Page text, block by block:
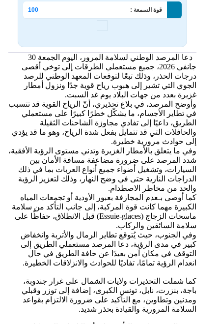
قوة السمعة : 100
دعا المرصد الوطني لسلامة المرور، اليوم الجمعة 30
جانفي 2026، جميع مستعملي الطرقات إلى توخي أقصى
درجات الحذر، وذلك تبعًا لتوقعات المعهد الوطني للرصد
الجوي التي تشير إلى هبوب رياح قوية جدًا ونزول أمطار
غزيرة بعدد من جهات البلاد يوم غد السبت.
وأوضح المرصد، في بلاغ تحذيري، أنّ الرياح القوية قد تتسبب
في تطاير الأجسام، ما يشكّل خطرًا كبيرًا على مستعملي
الطريق، داعيًا إلى تفادي مجاوزة الشاحنات الثقيلة
والحافلات التي قد تتمايل بفعل شدة الرياح، وهو ما قد يؤدي
إلى حوادث مرورية خطيرة.
وفي ما يتعلق بالأمطار الغزيرة وتدني مستوى الرؤية الأفقية،
شدد المرصد على ضرورة مضاعفة مسافة الأمان بين
السيارات، وتشغيل أضواء جميع أنواع العربات بما في ذلك
الدراجات النارية حتى في وضح النهار، وذلك لتعزيز الرؤية
والحد من مخاطر الاصطدام.
كما أوصى بـعدم المجازفة بعبور الأودية أو تجمعات المياه
الكبيرة مهما كانت قوة المركبة، إلى جانب التأكد من سلامة
ماسحات الزجاج (Essuie-glaces) قبل الانطلاق، حفاظًا على
سلامة السائقين والركاب.
وفي الجنوب، حيث يُتوقع تطاير الرمال والأتربة وانخفاض
كبير في مدى الرؤية، دعا المرصد مستعملي الطريق إلى
التوقف في مكان آمن بعيدًا عن حافة الطريق في حال
انعدام الرؤية تمامًا، تفاديًا للحوادث والانزلاقات الخطيرة.
كما شملت التحذيرات ولايات الشمال على غرار جندوبة،
باجة، بنزرت، نابل، تونس الكبرى، إضافة إلى توزر وقبلي
ومدنين وتطاوين، مع التأكيد على ضرورة الالتزام بقواعد
السلامة المرورية والقيادة بحذر شديد.